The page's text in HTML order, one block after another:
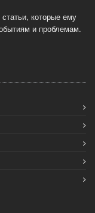
которые ему
и проблемам.